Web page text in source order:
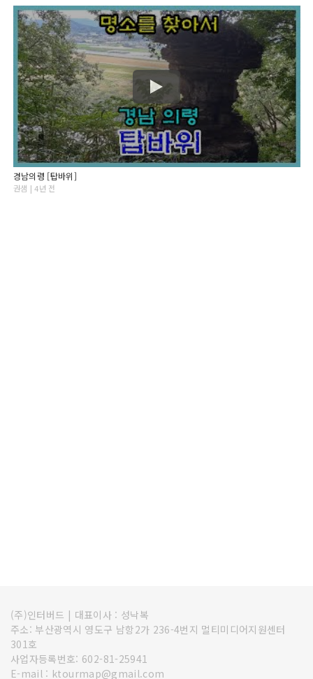
경남의령 [탑바위]
권샘 | 4년 전
(주)인터버드 | 대표이사 : 성낙복
주소: 부산광역시 영도구 남항2가 236-4번지 멀티미디어지원센터
301호
사업자등록번호: 602-81-25941
E-mail : ktourmap@gmail.com